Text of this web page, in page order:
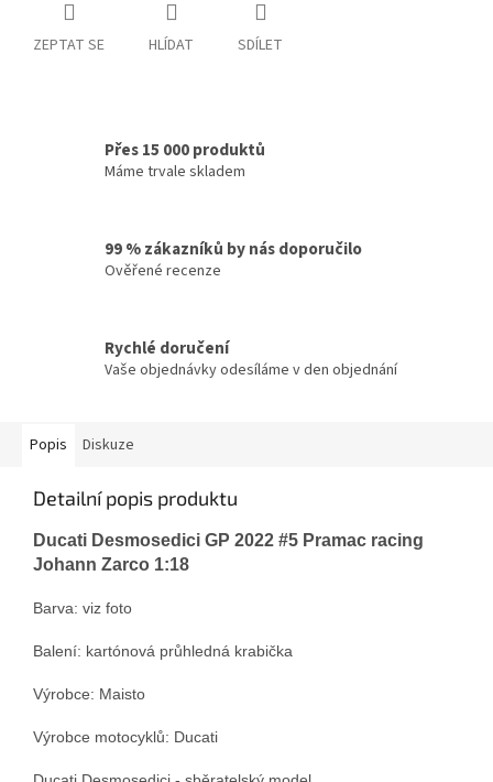
ZEPTAT SE HLÍDAT SDÍLET
Přes 15 000 produktů
Máme trvale skladem
99 % zákazníků by nás doporučilo
Ověřené recenze
Rychlé doručení
Vaše objednávky odesíláme v den objednání
Popis Diskuze
Detailní popis produktu
Ducati Desmosedici GP 2022 #5 Pramac racing
Johann Zarco 1:18
Barva: viz foto
Balení: kartónová průhledná krabička
Výrobce: Maisto
Výrobce motocyklů: Ducati